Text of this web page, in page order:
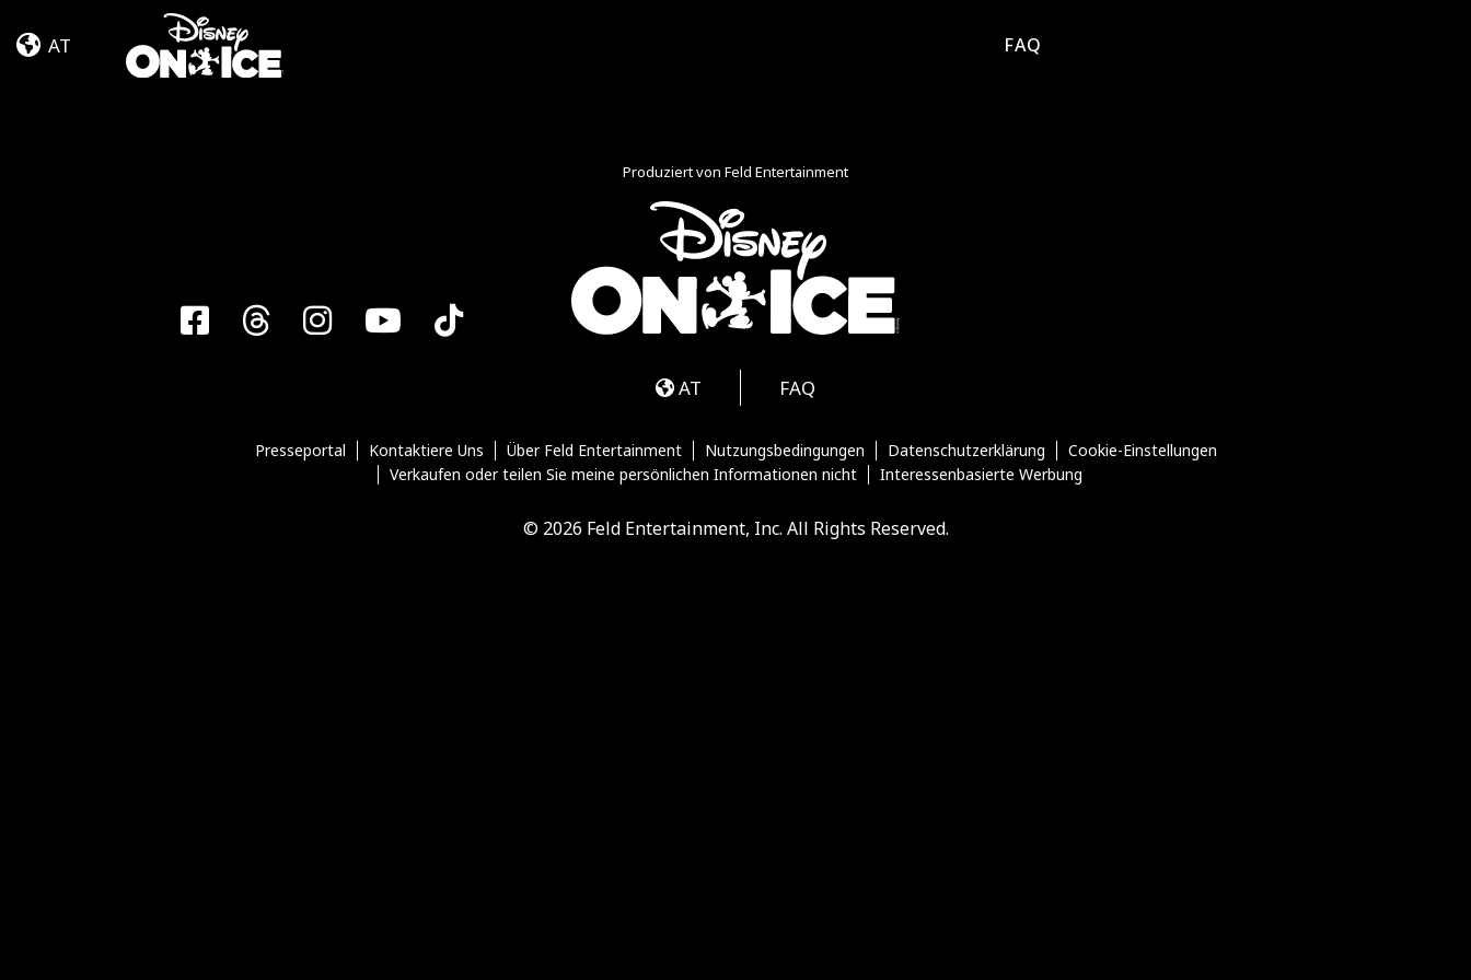
&
Encanto
AT FAQ
Facebook
ThreadsInstagramYouTube
Tiktok
Produziert von Feld Entertainment
AT FAQ
Presseportal Kontaktiere Uns Über Feld Entertainment Nutzungsbedingungen Datenschutzerklärung
Cookie-Einstellungen
Verkaufen oder teilen Sie meine persönlichen Informationen nicht
Interessenbasierte Werbung
© 2026 Feld Entertainment, Inc. All Rights Reserved.